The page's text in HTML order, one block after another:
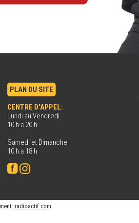
PLAN DU SITE
CENTRE D'APPEL:
Lundi au Vendredi
10 h a 20 h
Samedi et Dimanche
10 h a 18 h
radioactif.com